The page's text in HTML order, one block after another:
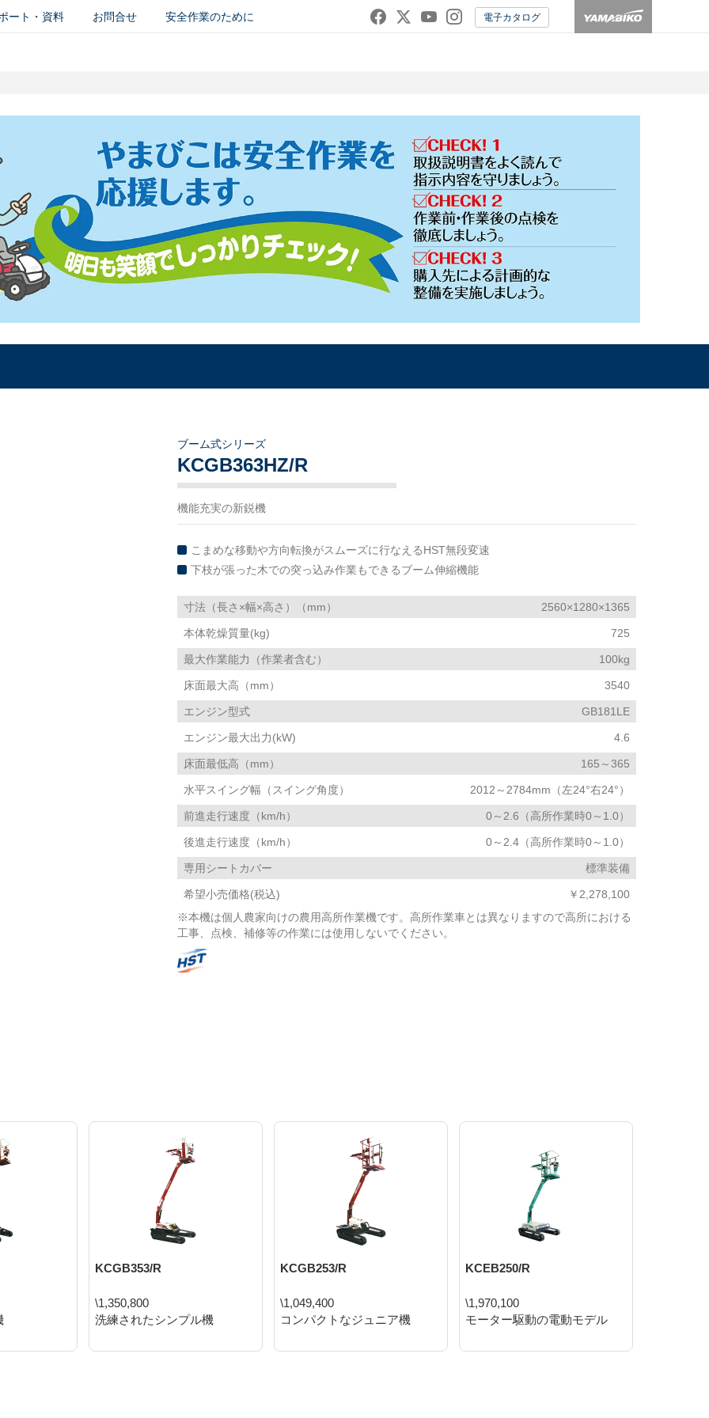
ート・資料 お問合せ 安全作業のために 電子カタログ
ブーム式シリーズ
KCGB363HZ/R
機能充実の新鋭機
こまめな移動や方向転換がスムーズに行なえるHST無段変速
下枝が張った木での突っ込み作業もできるブーム伸縮機能
寸法（長さ×幅×高さ）（mm） 2560×1280×1365
本体乾燥質量(kg) 725
最大作業能力（作業者含む） 100kg
床面最大高（mm） 3540
エンジン型式 GB181LE
エンジン最大出力(kW) 4.6
床面最低高（mm） 165～365
水平スイング幅（スイング角度） 2012～2784mm（左24°右24°）
前進走行速度（km/h） 0～2.6（高所作業時0～1.0）
後進走行速度（km/h） 0～2.4（高所作業時0～1.0）
専用シートカバー 標準装備
希望小売価格(税込)
￥2,278,100
※本機は個人農家向けの農用高所作業機です。高所作業車とは異なりますので高所における
工事、点検、補修等の作業には使用しないでください。
KCGB353/R
\1,350,800
洗練されたシンプル機
KCGB253/R
\1,049,400
コンパクトなジュニア機
KCEB250/R
\1,970,100
モーター駆動の電動モデル